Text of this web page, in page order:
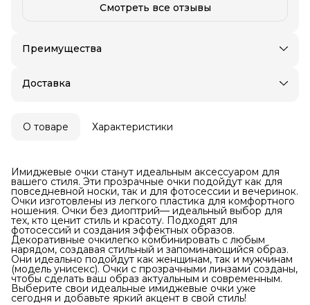
Смотреть все отзывы
Преимущества
Доставка в пункты выдачи или до двери
Примерка при получении в пункте выдачи
Оплата — картой, СБП или наличными
Доставка
О товаре Характеристики
Имиджевые очки станут идеальным аксессуаром для
вашего стиля. Эти прозрачные очки подойдут как для
повседневной носки, так и для фотосессии и вечеринок.
Очки изготовлены из легкого пластика для комфортного
ношения. Очки без диоптрий— идеальный выбор для
тех, кто ценит стиль и красоту. Подходят для
фотосессий и создания эффектных образов.
Декоративные очкилегко комбинировать с любым
нарядом, создавая стильный и запоминающийся образ.
Они идеально подойдут как женщинам, так и мужчинам
(модель унисекс). Очки с прозрачными линзами созданы,
чтобы сделать ваш образ актуальным и современным.
Выберите свои идеальные имиджевые очки уже
сегодня и добавьте яркий акцент в свой стиль!